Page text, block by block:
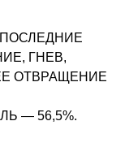
ПОСЛЕДНИЕ
ГНЕВ,
ОТВРАЩЕНИЕ
— 56,5%.